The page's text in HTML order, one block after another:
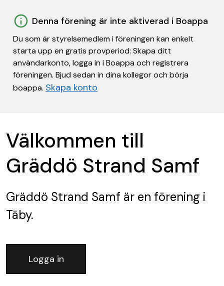
Denna förening är inte aktiverad i Boappa
Du som är styrelsemedlem i föreningen kan enkelt
starta upp en gratis provperiod: Skapa ditt
användarkonto, logga in i Boappa och registrera
föreningen. Bjud sedan in dina kollegor och börja
boappa. Skapa konto
Välkommen till
Gräddö Strand Samf
Gräddö Strand Samf är en förening i
Täby.
Logga in